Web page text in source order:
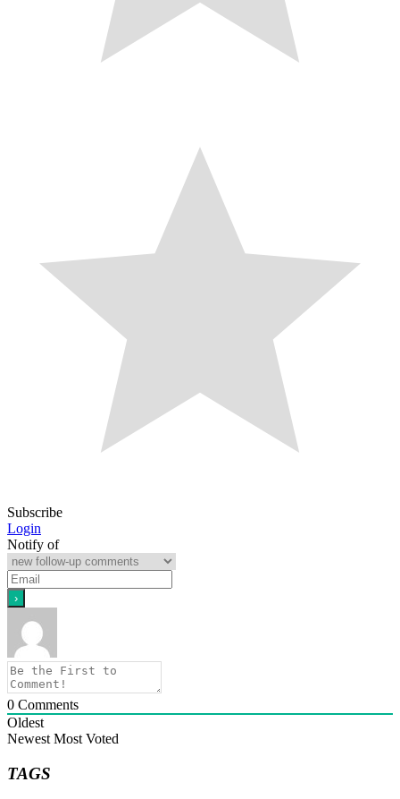
Subscribe
Login
Notify of
0 Comments
Oldest
Newest Most Voted
TAGS